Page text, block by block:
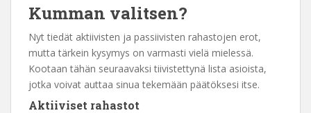
Kumman valitsen?
Nyt tiedät aktiivisten ja passiivisten rahastojen erot,
mutta tärkein kysymys on varmasti vielä mielessä.
Kootaan tähän seuraavaksi tiivistettynä lista asioista,
jotka voivat auttaa sinua tekemään päätöksesi itse.
Aktiiviset rahastot